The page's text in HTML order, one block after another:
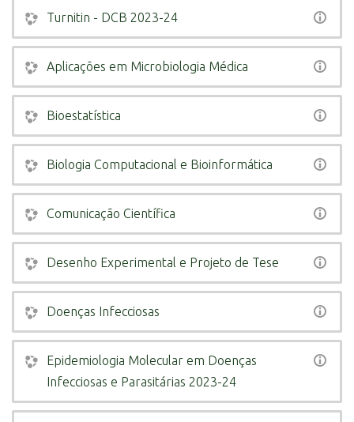
Turnitin - DCB 2023-24
Aplicações em Microbiologia Médica
Bioestatística
Biologia Computacional e Bioinformática
Comunicação Científica
Desenho Experimental e Projeto de Tese
Doenças Infecciosas
Epidemiologia Molecular em Doenças
Infecciosas e Parasitárias 2023-24